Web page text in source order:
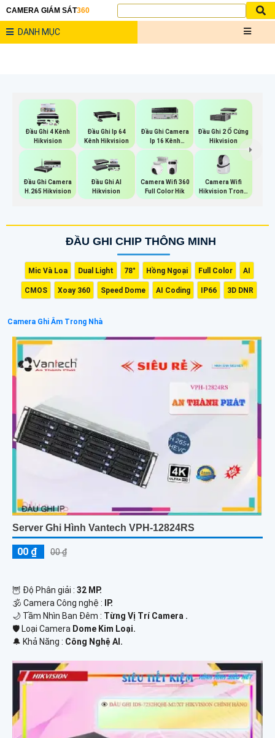
CAMERA GIÁM SÁT360
DANH MỤC
Đầu Ghi 4 Kênh
Hikvision
Đầu Ghi Ip 64
Kênh Hikvision
Đầu Ghi Camera
Ip 16 Kênh
Hikvision
Đầu Ghi 2 Ổ Cứng
Hikvision
Đầu Ghi Camera
H.265 Hikvision
Đầu Ghi AI
Hikvision
Camera Wifi 360
Full Color Hik
Camera Wifi
Hikvision Trong
Nhà
ĐẦU GHI CHIP THÔNG MINH
Mic Và Loa Dual Light 78° Hồng Ngoại Full Color AI
CMOS Xoay 360 Speed Dome AI Coding IP66 3D DNR
Camera Ghi Âm Trong Nhà
Server Ghi Hình Vantech VPH-12824RS
00 ₫ 00 ₫
🦉 Độ Phân giải : 32 MP.
🕉️ Camera Công nghệ :
IP.
🌙 Tầm Nhìn Ban Đêm : Từng Vị Trí Camera .
🛡 Loại Camera Dome Kim Loại.
️🔔 Khả Năng : Công Nghệ AI.